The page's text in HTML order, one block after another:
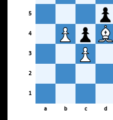
5
4
3
2
1
a b c d